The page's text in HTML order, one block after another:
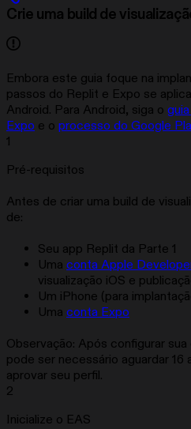
Crie uma build de
Embora este guia foque na
passos do Replit e Expo se
Android. Para Android, siga o
Expo e o processo do Google
1
Pré-requisitos
Antes de criar uma build de
de:
Seu app Replit da Parte 1
Uma conta Apple
visualização iOS e
Um iPhone (para
Uma conta Expo
Observação: Após configurar
pode ser necessário aguardar 16
aprovar seu perfil.
2
Inicialize o EAS